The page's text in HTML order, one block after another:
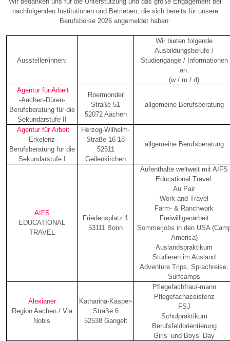
nachfolgenden Institutionen und Betrieben, die sich bereits für unsere
Berufsbörse 2026 angemeldet haben:
Aussteller/innen:
Wir bieten folgende
Ausbildungsberufe /
Studiengänge / Informationen
an:
(w / m / d)
Agentur für Arbeit
-Aachen-Düren-
Berufsberatung für die
Sekundarstufe II
Roermonder
Straße 51
52072 Aachen
allgemeine Berufsberatung
Agentur für Arbeit
-Erkelenz-
Berufsberatung für die
Sekundarstufe I
Herzog-Wilhelm-
Straße 16-18
52511
Geilenkirchen
allgemeine Berufsberatung
AIFS
EDUCATIONAL
TRAVEL
Friedensplatz 1
53111 Bonn
Aufenthalte weltweit mit AIFS
Educational Travel:
Au Pair
Work and Travel
Farm- & Ranchwork
Freiwilligenarbeit
Sommerjobs in den USA
America)
Auslandspraktikum
Studieren im Ausland
Adventure Trips, Sprachreise,
Surfcamps
Alexianer
Region Aachen / Via
Nobis
Katharina-Kasper-
Straße 6
52538 Gangelt
Pflegefachfrau/-mann
Pflegefachassistenz
FSJ
Schulpraktikum
Berufsfeldorientierung
Girls‘ und Boys‘ Day